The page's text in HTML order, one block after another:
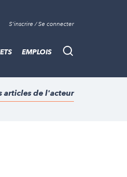
S'inscrire / Se connecter
Recherche
EMPLOIS
articles de l'acteur